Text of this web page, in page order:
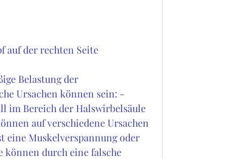
auf der rechten Seite
Ursachen können sein: -
im Bereich der Halswirbelsäule
auf verschiedene Ursachen
eine Muskelverspannung oder
können durch eine falsche